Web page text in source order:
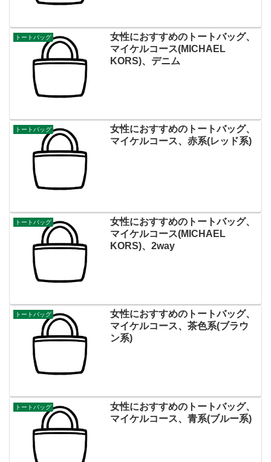
トートバッグ
女性におすすめのトートバッグ、
マイケルコース(MICHAEL
KORS)、デニム
トートバッグ
女性におすすめのトートバッグ、
マイケルコース、赤系(レッド系)
トートバッグ
女性におすすめのトートバッグ、
マイケルコース(MICHAEL
KORS)、2way
トートバッグ
女性におすすめのトートバッグ、
マイケルコース、茶色系(ブラウ
ン系)
トートバッグ
女性におすすめのトートバッグ、
マイケルコース、青系(ブルー系)